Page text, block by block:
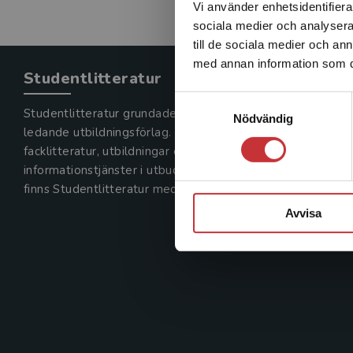
Vi använder
sociala medier och
till de sociala medier och
med annan information som
Nödvändig
Avvisa
Studentlitteratur
Studentlitteratur grundades 1963 och är idag Sveriges
ledande utbildningsförlag. Med läromedel, kurslitteratur,
facklitteratur, utbildningar och digitala
informationstjänster i utbudet,
finns Studentlitteratur med längs hela kunskapsresan.